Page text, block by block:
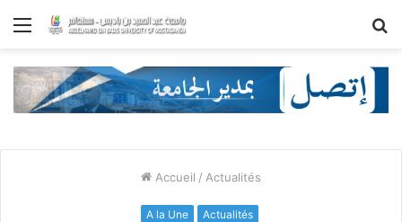
Menu
Accueil / Actualités
A la Une Actualités